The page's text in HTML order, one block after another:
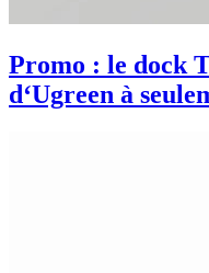
Promo : le dock
d‘Ugreen à